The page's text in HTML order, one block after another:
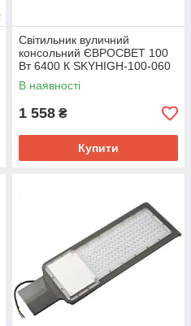
Світильник вуличний
консольний ЄВРОСВЕТ 100
Вт 6400 К SKYHIGH-100-060
9000 Лм
В наявності
1 558 ₴
Купити